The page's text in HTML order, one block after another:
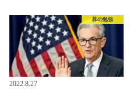
株の勉強
2022.8.27